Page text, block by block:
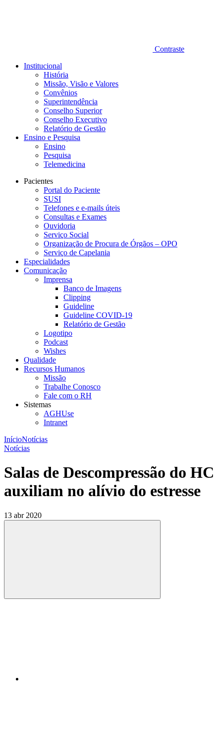
Contraste
Institucional
História
Missão, Visão e Valores
Convênios
Superintendência
Conselho Superior
Conselho Executivo
Relatório de Gestão
Ensino e Pesquisa
Ensino
Pesquisa
Telemedicina
Pacientes
Portal do Paciente
SUSI
Telefones e e-mails úteis
Consultas e Exames
Ouvidoria
Serviço Social
Organização de Procura de Órgãos – OPO
Serviço de Capelania
Especialidades
Comunicação
Imprensa
Banco de Imagens
Clipping
Guideline
Guideline COVID-19
Relatório de Gestão
Logotipo
Podcast
Wishes
Qualidade
Recursos Humanos
Missão
Trabalhe Conosco
Fale com o RH
Sistemas
AGHUse
Intranet
InícioNotícias
Notícias
Salas de Descompressão do HC
auxiliam no alívio do estresse
13 abr 2020
Compartilhar